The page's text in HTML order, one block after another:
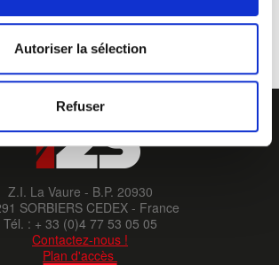
Autoriser la sélection
Refuser
Autre taille, nous consulter.
Z.I. La Vaure - B.P. 20930
SORBIERS CEDEX - France
Tél. : + 33 (0)4 77 53 05 05
Contactez-nous !
Plan d'accès